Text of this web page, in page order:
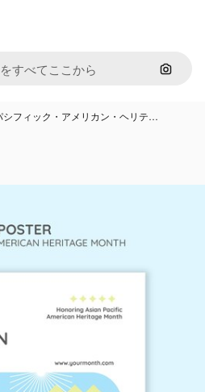
画像で
シフィック・アメリカン・ヘリテ…